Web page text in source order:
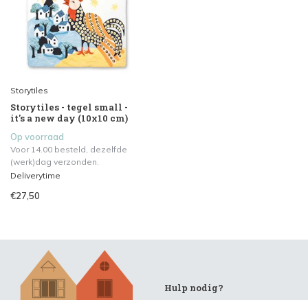
Storytiles
Storytiles - tegel small -
it's a new day (10x10 cm)
Op voorraad
Voor 14.00 besteld, dezelfde
(werk)dag verzonden.
Deliverytime
€27,50
Hulp nodig?